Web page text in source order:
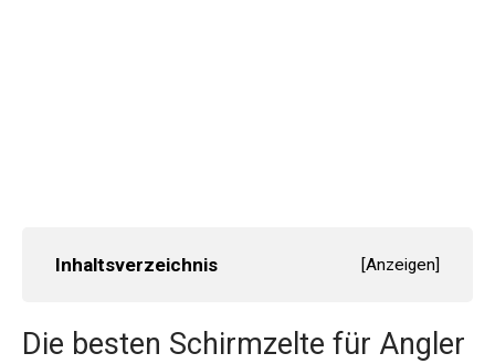
Inhaltsverzeichnis [Anzeigen]
Die besten Schirmzelte für Angler